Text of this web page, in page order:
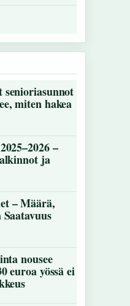
senioriasunnot
miten hakea
–
ja
– Määrä,
nousee
euroa yössä ei